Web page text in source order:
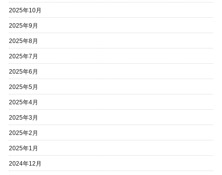
2025年10月
2025年9月
2025年8月
2025年7月
2025年6月
2025年5月
2025年4月
2025年3月
2025年2月
2025年1月
2024年12月